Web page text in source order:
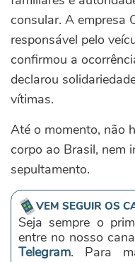
consular. A empresa
responsável pelo
confirmou a
declarou
vítimas.
Até o momento, não
corpo ao Brasil, nem
sepultamento.
VEM SEGUIR OS
Seja sempre o
entre no nosso
Telegram. Para